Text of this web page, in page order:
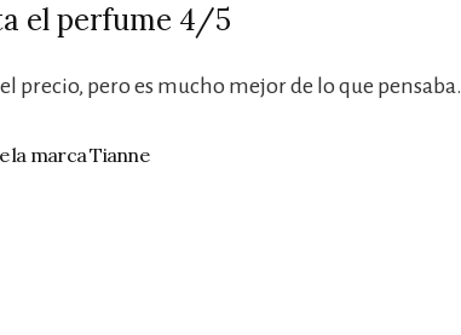
el perfume 4/5
precio, pero es mucho mejor de lo que pensaba.
la marca Tianne